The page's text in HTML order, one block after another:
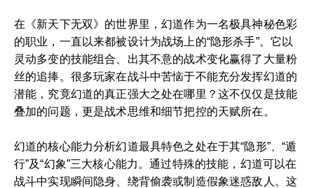
在《新天下无双》的世界里，幻道作为一名极具神秘色彩
的职业，一直以来都被设计为战场上的“隐形杀手”。它以
灵动多变的技能组合、出其不意的战术变化赢得了大量粉
丝的追捧。很多玩家在战斗中苦恼于不能充分发挥幻道的
潜能，究竟幻道的真正强大之处在哪里？这不仅仅是技能
叠加的问题，更是战术思维和细节把控的天赋所在。
幻道的核心能力分析幻道最具特色之处在于其“隐形”、“遁
行”及“幻象”三大核心能力。通过特殊的技能，幻道可以在
战斗中实现瞬间隐身、绕背偷袭或制造假象迷惑敌人。这